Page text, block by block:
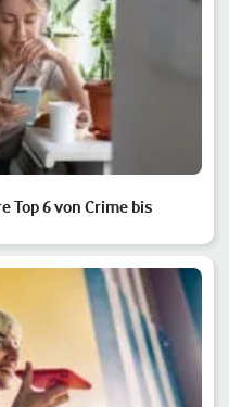
Top 6 von Crime bis